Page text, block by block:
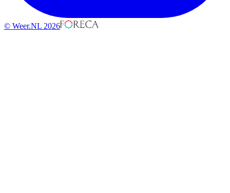
© Weer.NL 2026